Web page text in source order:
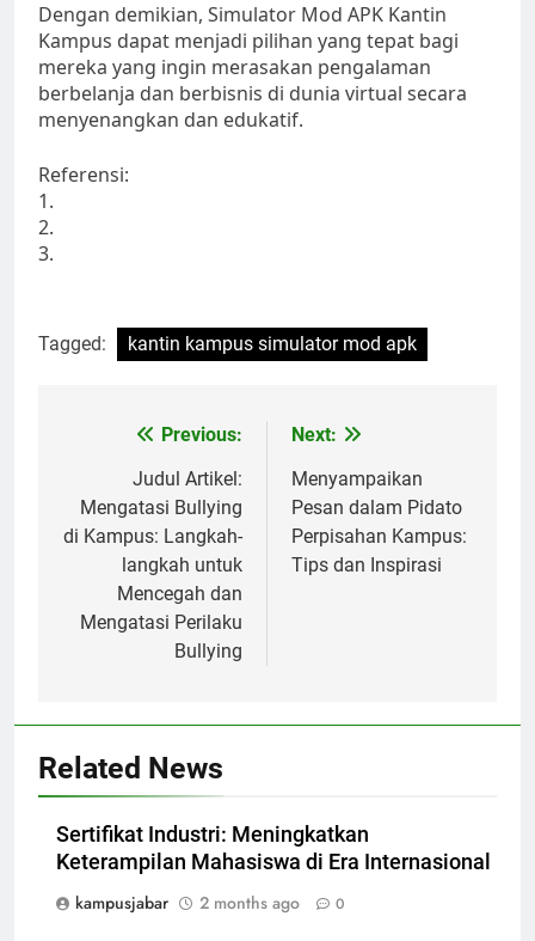
Dengan demikian, Simulator Mod APK Kantin
Kampus dapat menjadi pilihan yang tepat bagi
mereka yang ingin merasakan pengalaman
berbelanja dan berbisnis di dunia virtual secara
menyenangkan dan edukatif.
Referensi:
1.
2.
3.
Tagged: kantin kampus simulator mod apk
navigation
Previous:
Judul Artikel:
Mengatasi Bullying
di Kampus: Langkah-
langkah untuk
Mencegah dan
Mengatasi Perilaku
Bullying
Next:
Menyampaikan
Pesan dalam Pidato
Perpisahan Kampus:
Tips dan Inspirasi
Related News
Sertifikat Industri: Meningkatkan
Keterampilan Mahasiswa di Era Internasional
kampusjabar
2 months ago 0